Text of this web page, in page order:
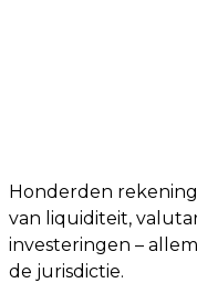
Honderden
van liquiditeit,
investeringen –
de jurisdictie.